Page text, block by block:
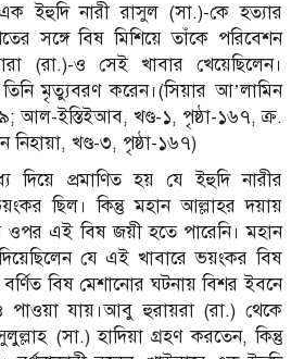
ইহুদি নারী রাসুল (সা.)-কে হত্যার
সঙ্গে বিষ মিশিয়ে তাঁকে পরিবেশন
(রা.)-ও সেই খাবার খেয়েছিলেন।
তিনি মৃত্যুবরণ করেন।(সিয়ার আ’লামিন
আল-ইস্তিইআব, খণ্ড-১, পৃষ্ঠা-১৬৭, ক্র.
খণ্ড-৩, পৃষ্ঠা-১৬৭)
দিয়ে প্রমাণিত হয় যে ইহুদি নারীর
ছিল। কিন্তু মহান আল্লাহর দয়ায়
ওপর এই বিষ জয়ী হতে পারেনি। মহান
যে এই খাবারে ভয়ংকর বিষ
বিষ মেশানোর ঘটনায় বিশর ইবনে
পাওয়া যায়।আবু হুরায়রা (রা.) থেকে
(সা.) হাদিয়া গ্রহণ করতেন, কিন্তু